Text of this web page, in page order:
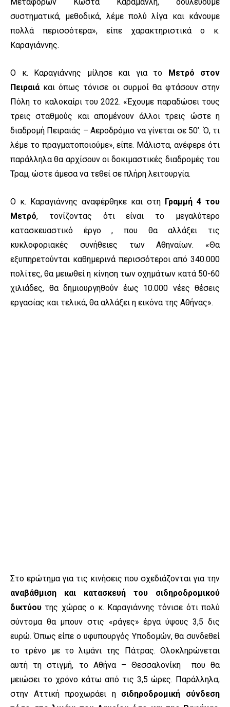
συστηματικά, μεθοδικά, λέμε πολύ λίγα και κάνουμε
πολλά περισσότερα», είπε χαρακτηριστικά ο κ.
Καραγιάννης.
Ο κ. Καραγιάννης μίλησε και για το Μετρό στον
Πειραιά και όπως τόνισε οι συρμοί θα φτάσουν στην
Πόλη το καλοκαίρι του 2022. «Έχουμε παραδώσει τους
τρεις σταθμούς και απομένουν άλλοι τρεις ώστε η
διαδρομή Πειραιάς – Αεροδρόμιο να γίνεται σε 50’. Ό, τι
λέμε το πραγματοποιούμε», είπε. Μάλιστα, ανέφερε ότι
παράλληλα θα αρχίσουν οι δοκιμαστικές διαδρομές του
Τραμ, ώστε άμεσα να τεθεί σε πλήρη λειτουργία.
Ο κ. Καραγιάννης αναφέρθηκε και στη Γραμμή 4 του
Μετρό, τονίζοντας ότι είναι το μεγαλύτερο
κατασκευαστικό έργο , που θα αλλάξει τις
κυκλοφοριακές συνήθειες των Αθηναίων. «Θα
εξυπηρετούνται καθημερινά περισσότεροι από 340.000
πολίτες, θα μειωθεί η κίνηση των οχημάτων κατά 50-60
χιλιάδες, θα δημιουργηθούν έως 10.000 νέες θέσεις
εργασίας και τελικά, θα αλλάξει η εικόνα της Αθήνας».
Στο ερώτημα για τις κινήσεις που σχεδιάζονται για την
αναβάθμιση και κατασκευή του σιδηροδρομικού
δικτύου της χώρας ο κ. Καραγιάννης τόνισε ότι πολύ
σύντομα θα μπουν στις «ράγες» έργα ύψους 3,5 δις
ευρώ. Όπως είπε ο υφυπουργός Υποδομών, θα συνδεθεί
το τρένο με το λιμάνι της Πάτρας. Ολοκληρώνεται
αυτή τη στιγμή, το Αθήνα – Θεσσαλονίκη που θα
μειώσει το χρόνο κάτω από τις 3,5 ώρες. Παράλληλα,
στην Αττική προχωράει η σιδηροδρομική σύνδεση